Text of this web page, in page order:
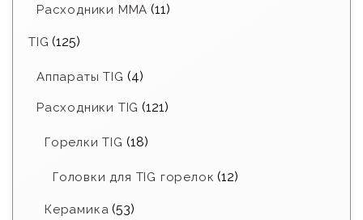
Расходники ММА (11)
TIG (125)
Аппараты TIG (4)
Расходники TIG (121)
Горелки TIG (18)
Головки для TIG горелок (12)
Керамика (53)